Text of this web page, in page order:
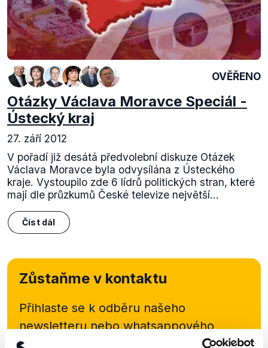
OVĚŘENO
Otázky Václava Moravce Speciál -
Ústecký kraj
27. září 2012
V pořadí již desátá předvolební diskuze Otázek
Václava Moravce byla odvysílána z Ústeckého
kraje. Vystoupilo zde 6 lídrů politických stran, které
mají dle průzkumů České televize největší...
Číst dál
Zůstaňme v kontaktu
Přihlaste se k odběru našeho
newsletteru nebowhatsappového
kanálu, kde pravidelně přinášíme